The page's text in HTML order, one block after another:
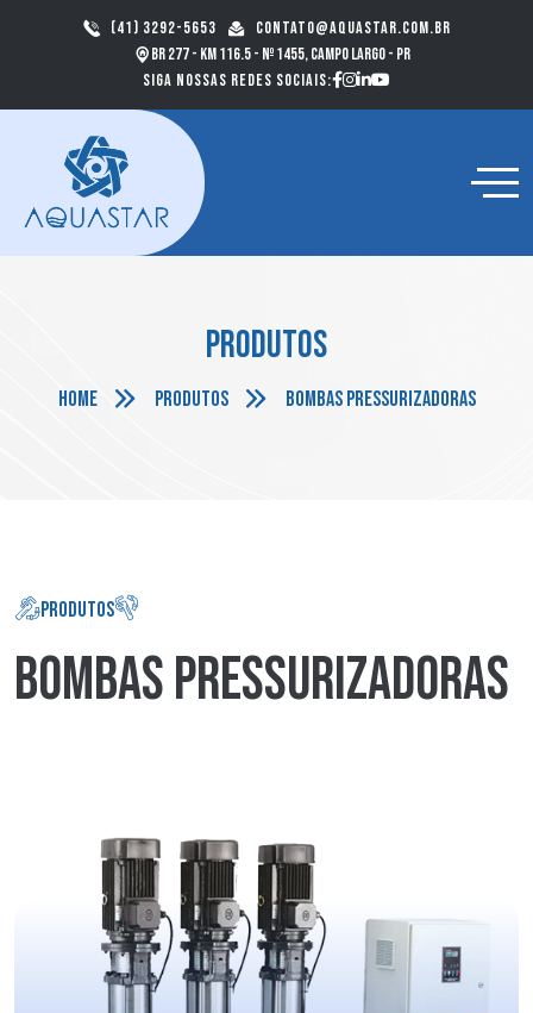
(41) 3292-5653
contato@aquastar.com.br
BR 277 - km 116.5 - nº 1455, Campo Largo - PR
Siga nossas redes sociais:
Produtos
Home Produtos Bombas pressurizadoras
PRODUTOS
BOMBAS PRESSURIZADORAS